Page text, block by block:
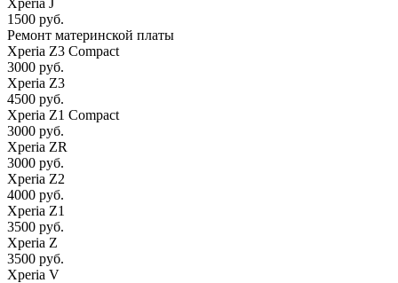
1500 руб.
Ремонт материнской платы
Xperia Z3 Compact
3000 руб.
Xperia Z3
4500 руб.
Xperia Z1 Compact
3000 руб.
Xperia ZR
3000 руб.
Xperia Z2
4000 руб.
Xperia Z1
3500 руб.
Xperia Z
3500 руб.
Xperia V